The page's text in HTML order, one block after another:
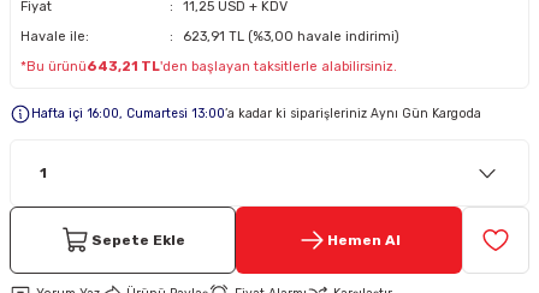
Keypad-Tuş Takımı Ürünler
Hırsız Alarm Aksesuarlar
Fiyat
11,25 USD + KDV
Havale ile:
623,91 TL (%3,00 havale indirimi)
*Bu ürünü643,21 TL'den başlayan taksitlerle alabilirsiniz.
Hafta içi 16:00, Cumartesi 13:00’a kadar ki siparişleriniz Aynı Gün Kargoda
Sepete Ekle Hemen Al